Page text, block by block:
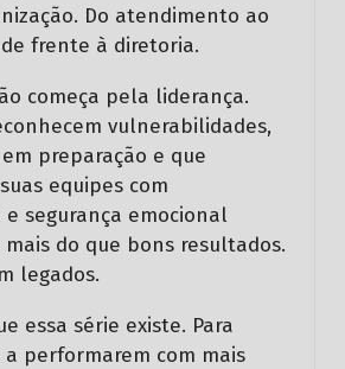
Do atendimento ao
de frente à diretoria.
começa pela liderança.
vulnerabilidades,
preparação e que
equipes com
segurança emocional
do que bons resultados.
legados.
essa série existe. Para
performarem com mais